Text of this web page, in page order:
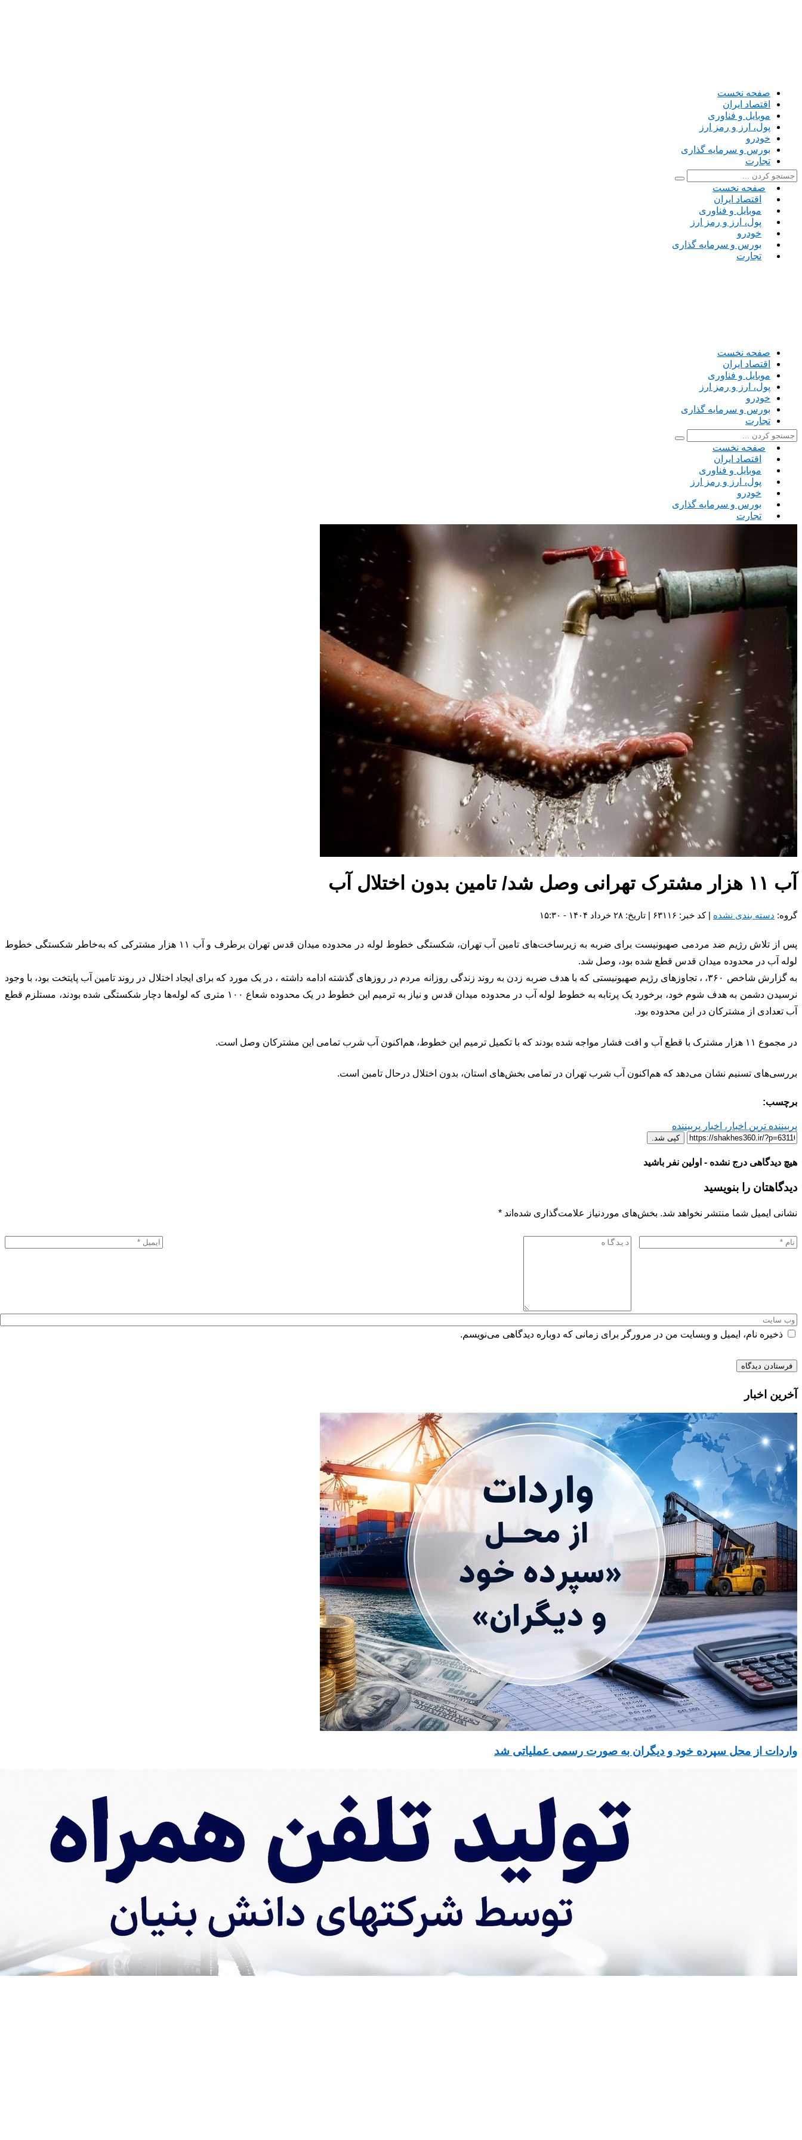
صفحه نخست
اقتصاد ایران
موبایل و فناوری
پول، ارز و رمز ارز
خودرو
بورس و سرمایه گذاری
تجارت
صفحه نخست
اقتصاد ایران
موبایل و فناوری
پول، ارز و رمز ارز
خودرو
بورس و سرمایه گذاری
تجارت
صفحه نخست
اقتصاد ایران
موبایل و فناوری
پول، ارز و رمز ارز
خودرو
بورس و سرمایه گذاری
تجارت
صفحه نخست
اقتصاد ایران
موبایل و فناوری
پول، ارز و رمز ارز
خودرو
بورس و سرمایه گذاری
تجارت
آب ۱۱ هزار مشترک تهرانی وصل شد/ تامین بدون اختلال آب
گروه: دسته بندی نشده | کد خبر: ۶۳۱۱۶ | تاریخ: ۲۸ خرداد ۱۴۰۴ - ۱۵:۳۰
پس از تلاش رژیم ضد مردمی صهیونیست برای ضربه به زیرساخت‌های تامین آب تهران، شکستگی خطوط لوله در محدوده میدان قدس تهران برطرف و آب ۱۱ هزار مشترکی که به‌خاطر شکستگی خطوط
لوله آب در محدوده میدان قدس قطع شده بود، وصل شد.
به گزارش شاخص ۳۶۰، ، تجاوزهای رژیم صهیونیستی که با هدف ضربه زدن به روند زندگی روزانه مردم در روزهای گذشته ادامه داشته ، در یک مورد که برای ایجاد اختلال در روند تامین آب پایتخت بود، با وجود
نرسیدن دشمن به هدف شوم خود، برخورد یک پرتابه به خطوط لوله آب در محدوده میدان قدس و نیاز به ترمیم این خطوط در یک محدوده شعاع ۱۰۰ متری که لوله‌ها دچار شکستگی شده بودند، مستلزم قطع
آب تعدادی از مشترکان در این محدوده بود.
در مجموع ۱۱ هزار مشترک با قطع آب و افت فشار مواجه شده بودند که با تکمیل ترمیم این خطوط، هم‌اکنون آب شرب تمامی این مشترکان وصل است.
بررسی‌های تسنیم نشان می‌دهد که هم‌اکنون آب شرب تهران در تمامی بخش‌های استان، بدون اختلال درحال تامبن است.
برچسب:
پربیننده ترین اخبار، اخبار پربیننده
کپی شد.
هیچ دیدگاهی درج نشده - اولین نفر باشید
دیدگاهتان را بنویسید
نشانی ایمیل شما منتشر نخواهد شد. بخش‌های موردنیاز علامت‌گذاری شده‌اند *
ذخیره نام، ایمیل و وبسایت من در مرورگر برای زمانی که دوباره دیدگاهی می‌نویسم.
آخرین اخبار
واردات از محل سپرده خود و دیگران به صورت رسمی عملیاتی شد